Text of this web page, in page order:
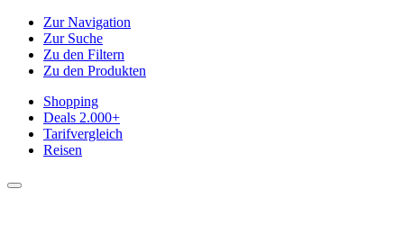
Zur Navigation
Zur Suche
Zu den Filtern
Zu den Produkten
Shopping
Deals 2.000+
Tarifvergleich
Reisen